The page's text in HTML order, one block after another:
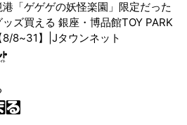
「ゲゲゲの妖怪楽園」限定だった
ッズ買える 銀座・博品館TOY PARK
8/8~31】|Jタウンネット